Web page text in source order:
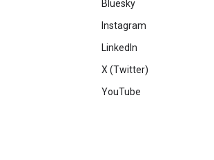
Bluesky
Instagram
LinkedIn
X (Twitter)
YouTube